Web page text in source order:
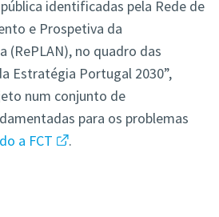
identificadas pela Rede de
e Prospetiva da
(RePLAN), no quadro das
Estratégia Portugal 2030”,
num conjunto de
para os problemas
a FCT .